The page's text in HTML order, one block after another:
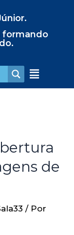
formando
de
/ Por